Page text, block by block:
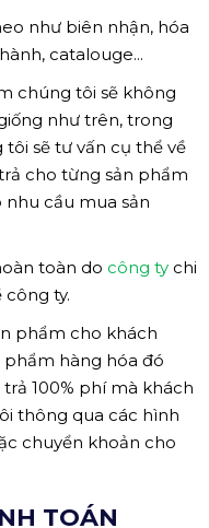
như biên nhận, hóa
catalouge...
chúng tôi sẽ không
như trên, trong
sẽ tư vấn cụ thể về
cho từng sản phẩm
cầu mua sản
toàn do công ty chi
ty.
phẩm cho khách
hàng hóa đó
100% phí mà khách
thông qua các hình
chuyển khoản cho
TOÁN